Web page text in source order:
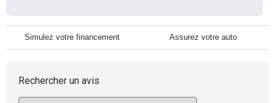
Simulez votre financement Assurez votre auto
Rechercher un avis